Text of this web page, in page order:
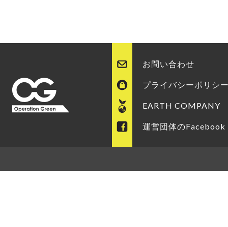
お問い合わせ
プライバシーポリシ
EARTH COMPANY
運営団体のFacebook